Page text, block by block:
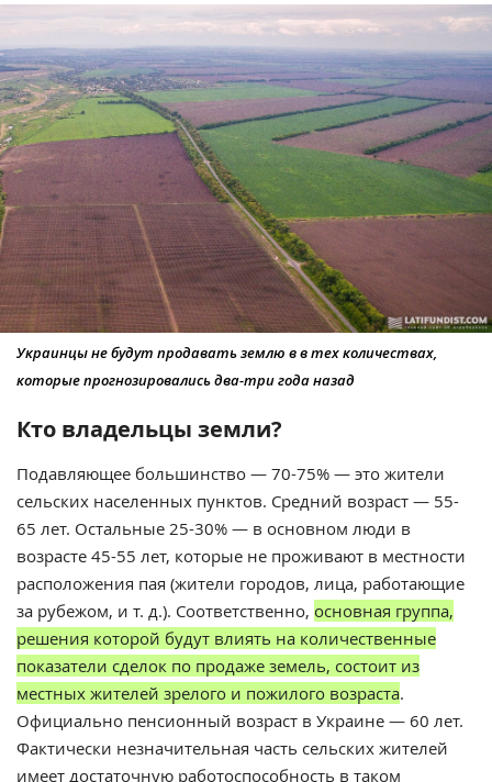
Украинцы не будут продавать землю в в тех количествах,
которые прогнозировались два-три года назад
Кто владельцы земли?
Подавляющее большинство — 70-75% — это жители
сельских населенных пунктов. Средний возраст — 55-
65 лет. Остальные 25-30% — в основном люди в
возрасте 45-55 лет, которые не проживают в местности
расположения пая (жители городов, лица, работающие
за рубежом, и т. д.). Соответственно, основная группа,
решения которой будут влиять на количественные
показатели сделок по продаже земель, состоит из
местных жителей зрелого и пожилого возраста.
Официально пенсионный возраст в Украине — 60 лет.
Фактически незначительная часть сельских жителей
имеет достаточную работоспособность в таком